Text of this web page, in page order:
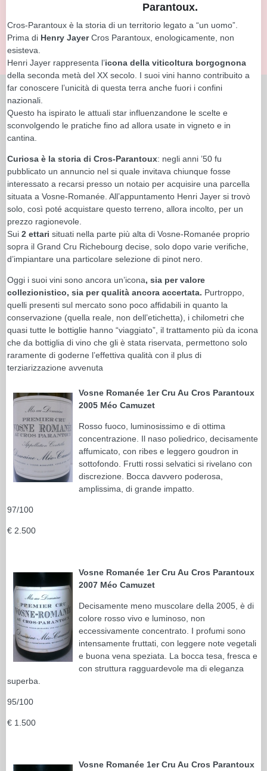
Parantoux.
Cros-Parantoux è la storia di un territorio legato a “un uomo”.
Prima di Henry JayerCros Parantoux, enologicamente, non
esisteva.
Henri Jayer rappresenta l’icona della viticoltura borgognona
della seconda metà del XX secolo. I suoi vini hanno contribuito a
far conoscere l’unicità di questa terra anche fuori i confini
nazionali.
Questo ha ispirato le attuali star influenzandone le scelte e
sconvolgendo le pratiche fino ad allora usate in vigneto e in
cantina.
Curiosa è la storia di Cros-Parantoux: negli anni ’50 fu
pubblicato un annuncio nel si quale invitava chiunque fosse
interessato a recarsi presso un notaio per acquisire una parcella
situata a Vosne-Romanée. All’appuntamento Henri Jayer si trovò
solo, così poté acquistare questo terreno, allora incolto, per un
prezzo ragionevole.
Sui 2 ettari situati nella parte più alta di Vosne-Romanée proprio
sopra il Grand Cru Richebourg decise, solo dopo varie verifiche,
d’impiantare una particolare selezione di pinot nero.
Oggi i suoi vini sono ancora un’icona, sia per valore
collezionistico, sia per qualità ancora accertata. Purtroppo,
quelli presenti sul mercato sono poco affidabili in quanto la
conservazione (quella reale, non dell’etichetta), i chilometri che
quasi tutte le bottiglie hanno “viaggiato”, il trattamento più da icona
che da bottiglia di vino che gli è stata riservata, permettono solo
raramente di goderne l’effettiva qualità con il plus di
terziarizzazione avvenuta
Vosne Romanée 1er Cru Au Cros Parantoux
2005 Méo Camuzet
Rosso fuoco, luminosissimo e di ottima
concentrazione. Il naso poliedrico, decisamente
affumicato, con ribes e leggero goudron in
sottofondo. Frutti rossi selvatici si rivelano con
discrezione. Bocca davvero poderosa,
amplissima, di grande impatto.
97/100
€ 2.500
Vosne Romanée 1er Cru Au Cros Parantoux
2007 Méo Camuzet
Decisamente meno muscolare della 2005, è di
colore rosso vivo e luminoso, non
eccessivamente concentrato. I profumi sono
intensamente fruttati, con leggere note vegetali
e buona vena speziata. La bocca tesa, fresca e
con struttura ragguardevole ma di eleganza
superba.
95/100
€ 1.500
Vosne Romanée 1er Cru Au Cros Parantoux